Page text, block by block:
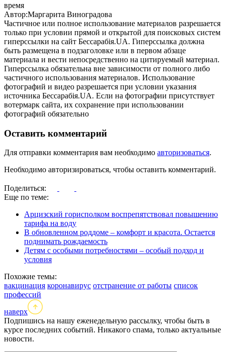
время
Автор:Маргарита Виноградова
Частичное или полное использование материалов разрешается
только при условии прямой и открытой для поисковых систем
гиперссылки на сайт Бессарабія.UA. Гиперссылка должна
быть размещена в подзаголовке или в первом абзаце
материала и вести непосредственно на цитируемый материал.
Гиперссылка обязательна вне зависимости от полного либо
частичного использования материалов. Использование
фотографий и видео разрешается при условии указания
источника Бессарабія.UA. Если на фотографии присутствует
вотермарк сайта, их сохранение при использовании
фотографий обязательно
Оставить комментарий
Для отправки комментария вам необходимо авторизоваться.
Необходимо авторизироваться, чтобы оставить комментарий.
Поделиться:
Еще по теме:
Арцизский горисполком воспрепятствовал повышению
тарифа на воду
В обновленном роддоме – комфорт и красота. Остается
поднимать рождаемость
Детям с особыми потребностями – особый подход и
условия
Похожие темы:
вакцинация коронавирус отстранение от работы список
профессий
наверх
Подпишись на нашу еженедельную рассылку, чтобы быть в
курсе последних событий. Никакого спама, только актуальные
новости.